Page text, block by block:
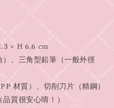
× H 6.6 cm
、三角型鉛筆（一般外徑
材質）、切削刀片（精鋼）
質很安心唷！）